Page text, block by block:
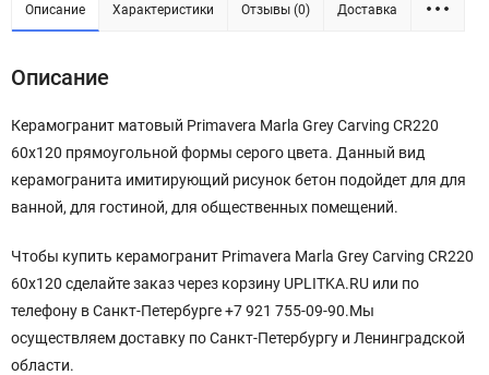
Описание Характеристики Отзывы (0) Доставка
Описание
Керамогранит матовый Primavera Marla Grey Carving CR220
60x120 прямоугольной формы серого цвета. Данный вид
керамогранита имитирующий рисунок бетон подойдет для для
ванной, для гостиной, для общественных помещений.
Чтобы купить керамогранит Primavera Marla Grey Carving CR220
60x120 сделайте заказ через корзину UPLITKA.RU или по
телефону в Санкт-Петербурге +7 921 755-09-90.Мы
осуществляем доставку по Санкт-Петербургу и Ленинградской
области.